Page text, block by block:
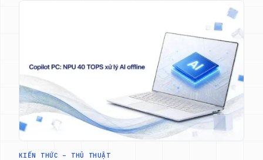
KIẾN THỨC – THỦ THUẬT